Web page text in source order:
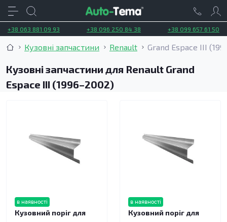
+38 063 881 09 93 +38 096 250 84 38 +38 099 657 61 50
Кузовні запчастини Renault Grand Espace III
Кузовні запчастини для Renault Grand
Espace III (1996–2002)
в наявності
Кузовний поріг для
в наявності
Кузовний поріг для